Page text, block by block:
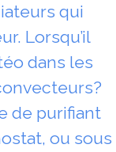
qui
Lorsqu’il
dans les
de purifiant
ou sous